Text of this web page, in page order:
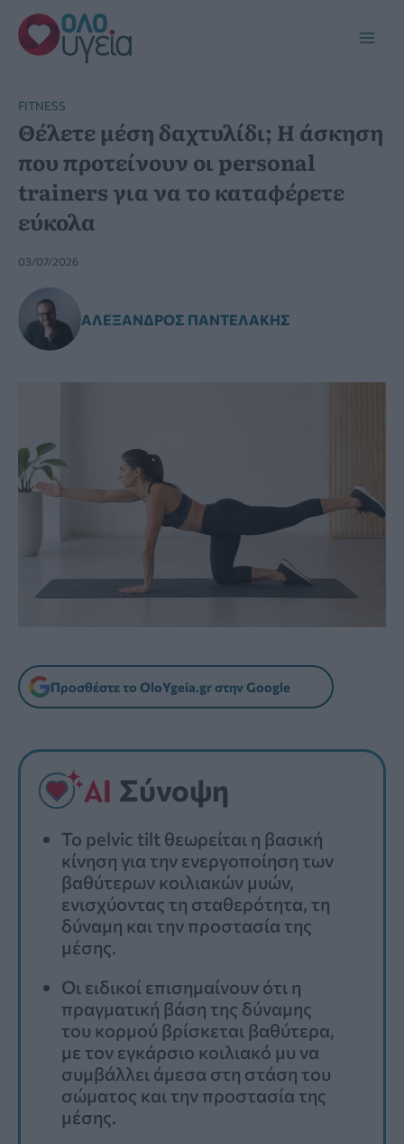
Μετάβαση
στο
περιεχόμενο
FITNESS
Θέλετε μέση δαχτυλίδι; Η άσκηση
που προτείνουν οι personal
trainers για να το καταφέρετε
εύκολα
03/07/2026
ΑΛΈΞΑΝΔΡΟΣ ΠΑΝΤΕΛΆΚΗΣ
Προσθέστε το OloYgeia.gr στην Google
Σύνοψη
Το pelvic tilt θεωρείται η βασική
κίνηση για την ενεργοποίηση των
βαθύτερων κοιλιακών μυών,
ενισχύοντας τη σταθερότητα, τη
δύναμη και την προστασία της
μέσης.
Οι ειδικοί επισημαίνουν ότι η
πραγματική βάση της δύναμης
του κορμού βρίσκεται βαθύτερα,
με τον εγκάρσιο κοιλιακό μυ να
συμβάλλει άμεσα στη στάση του
σώματος και την προστασία της
μέσης.